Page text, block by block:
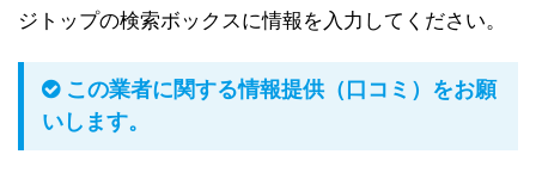
ジトップの検索ボックスに情報を入力してください。
この業者に関する情報提供（口コミ）をお願
いします。